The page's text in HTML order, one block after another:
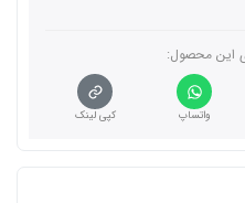
این محصول‌:
واتساپ کپی لینک